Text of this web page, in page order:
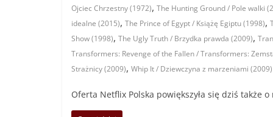
Ojciec Chrzestny (1972), The Hunting Ground / Pole walki
idealne (2015), The Prince of Egypt / Książę Egiptu (1998),
Show (1998), The Ugly Truth / Brzydka prawda (2009),
Transformers: Revenge of the Fallen / Transformers:
Strażnicy (2009), Whip It / Dziewczyna z marzeniami (2009)
Oferta Netflix Polska powiększyła się dziś także